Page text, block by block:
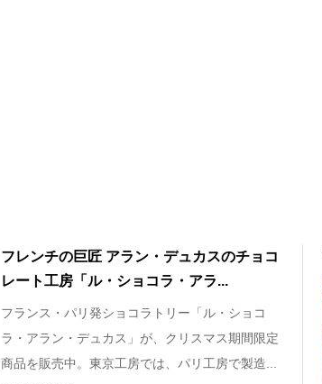
フレンチの巨匠 アラン・デュカスのチョコ
レート工房「ル・ショコラ・アラ...
フランス・パリ発ショコラトリー「ル・ショコ
ラ・アラン・デュカス」が、クリスマス期間限定
商品を販売中。東京工房では、パリ工房で製造...